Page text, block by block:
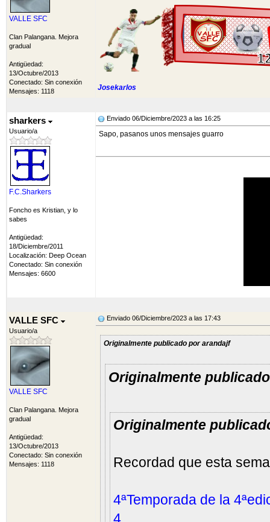
VALLE SFC
Clan Palangana. Mejora
gradual
Antigüedad:
13/Octubre/2013
Conectado: Sin conexión
Mensajes: 1118
Josekarlos
sharkers
Usuario/a
F.C.Sharkers
Foncho es Kristian, y lo
sabes
Antigüedad:
18/Diciembre/2011
Localización: Deep Ocean
Conectado: Sin conexión
Mensajes: 6600
Enviado 06/Diciembre/2023 a las 16:25
Sapo, pasanos unos mensajes guarro
VALLE SFC
Usuario/a
VALLE SFC
Clan Palangana. Mejora
gradual
Antigüedad:
13/Octubre/2013
Conectado: Sin conexión
Mensajes: 1118
Enviado 06/Diciembre/2023 a las 17:43
Originalmente publicado por arandajf
Originalmente
Originalmente
Recordad que esta
4ªTemporada de la
4